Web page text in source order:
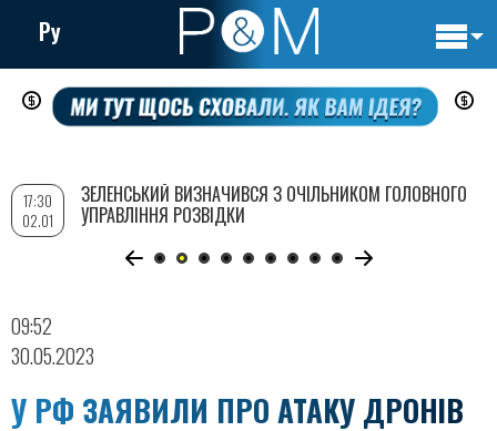
Перейти
до
вмісту
Ру
09:52
30.05.2023
У РФ ЗАЯВИЛИ ПРО АТАКУ ДРОНІВ
17:30
02.01
ЗЕЛЕНСЬКИЙ ВИЗНАЧИВСЯ З ОЧІЛЬНИКОМ ГОЛОВНОГО
УПРАВЛІННЯ РОЗВІДКИ